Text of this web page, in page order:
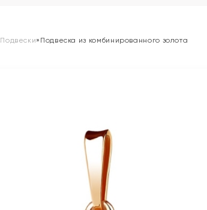
Подвески» Подвеска из комбинированного золота